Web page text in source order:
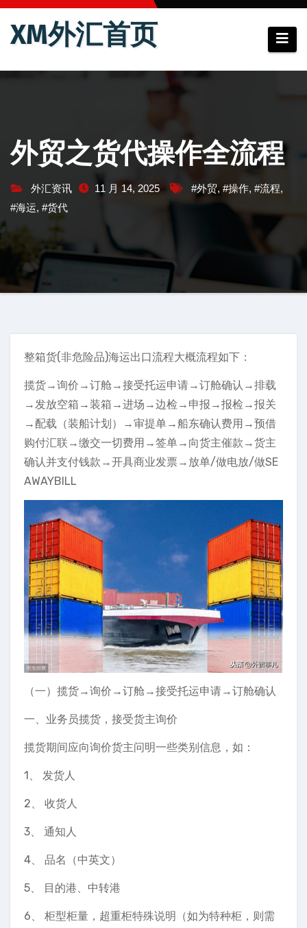
跳
XM外汇首页
外贸之货代操作全流程
外汇资讯 11 月 14, 2025 #外贸, #操作, #流程,
#海运, #货代
整箱货(非危险品)海运出口流程大概流程如下：
揽货→询价→订舱→接受托运申请→订舱确认→排载
→发放空箱→装箱→进场→边检→申报→报检→报关
→配载（装船计划）→审提单→船东确认费用→预借
购付汇联→缴交一切费用→签单→向货主催款→货主
确认并支付钱款→开具商业发票→放单/做电放/做SE
AWAYBILL
（一）揽货→询价→订舱→接受托运申请→订舱确认
一、业务员揽货，接受货主询价
揽货期间应向询价货主问明一些类别信息，如：
1、 发货人
2、 收货人
3、 通知人
4、 品名（中英文）
5、 目的港、中转港
6、 柜型柜量，超重柜特殊说明（如为特种柜，则需